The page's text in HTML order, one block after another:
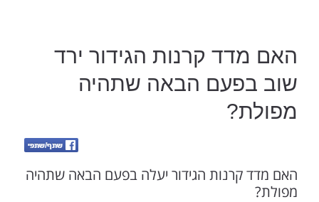
האם מדד קרנות הגידור ירד
שוב בפעם הבאה שתהיה
מפולת?
האם מדד קרנות הגידור יעלה בפעם הבאה שתהיה
מפולת?